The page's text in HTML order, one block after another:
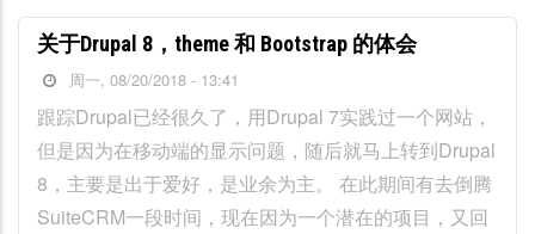
关于Drupal 8，theme 和 Bootstrap 的体会
周一, 08/20/2018 - 13:41
跟踪Drupal已经很久了，用Drupal 7实践过一个网站，
但是因为在移动端的显示问题，随后就马上转到Drupal
8，主要是出于爱好，是业余为主。 在此期间有去倒腾
SuiteCRM一段时间，现在因为一个潜在的项目，又回